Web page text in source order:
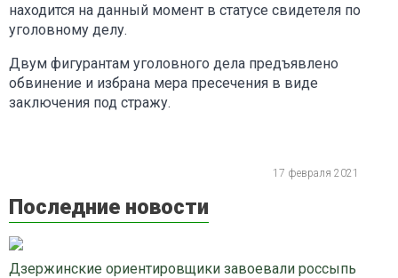
находится на данный момент в статусе свидетеля по
уголовному делу.
Двум фигурантам уголовного дела предъявлено
обвинение и избрана мера пресечения в виде
заключения под стражу.
17 февраля 2021
Последние новости
Дзержинские ориентировщики завоевали россыпь